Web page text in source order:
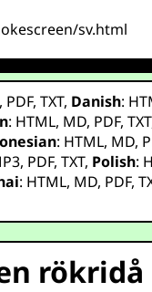
sv.html
, PDF,TXT, Danish:
: HTML, MD, PDF,TXT
: HTML, MD,
, PDF,TXT, Polish:
: HTML, MD, PDF,
rökridå